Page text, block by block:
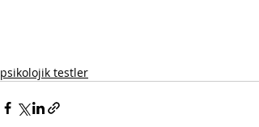
psikolojik testler